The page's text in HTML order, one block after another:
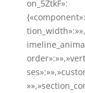
on_5ZtkF»: